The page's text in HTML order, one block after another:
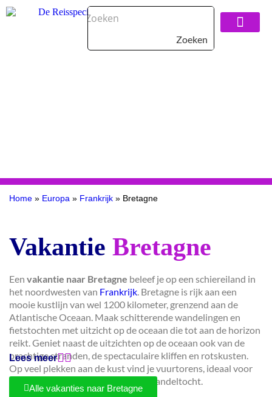
Zoeken
Home » Europa » Frankrijk » Bretagne
Vakantie Bretagne
Een vakantie naar Bretagne beleef je op een schiereiland in
het noordwesten van Frankrijk. Bretagne is rijk aan een
mooie kustlijn van wel 1200 kilometer, grenzend aan de
Atlantische Oceaan. Maak schitterende wandelingen en
fietstochten met uitzicht op de oceaan die tot aan de horizon
reikt. Geniet naast de uitzichten op de oceaan ook van de
prachtige stranden, de spectaculaire kliffen en rotskusten.
Op veel plekken aan de kust vind je vuurtorens, ideaal voor
een tussenstop tijdens je fiets- of wandeltocht.
Lees meer
Alle vakanties naar Bretagne